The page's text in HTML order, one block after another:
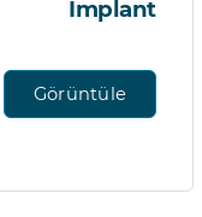
İmplant
Görüntüle